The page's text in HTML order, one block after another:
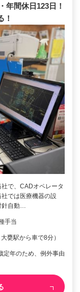
年間休日123日！
！
で、CADオペレータ
では医療機器の設
針自動…
手当
甕駅から車で8分）
年のため、例外事由